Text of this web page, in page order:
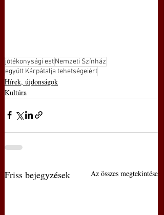
jótékonysági estNemzeti Színház
együtt Kárpátalja tehetségeiért
Hírek, újdonságok
Kultúra
Friss bejegyzések Az összes megtekintése